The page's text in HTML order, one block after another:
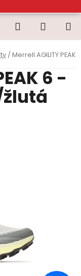
Hledat
KOŠÍK
/ Merrell AGILITY PEAK
6 -